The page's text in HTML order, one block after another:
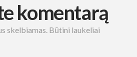
komentarą
skelbiamas. Būtini laukeliai